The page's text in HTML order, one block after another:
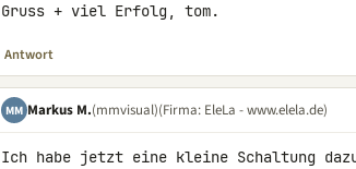
Gruss + viel Erfolg, tom.
Antwort
MM Markus M.(mmvisual)(Firma: EleLa - www.elela.de)
Ich habe jetzt eine kleine Schaltung